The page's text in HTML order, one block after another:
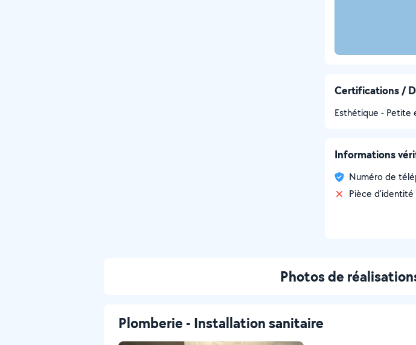
Certifications /
Esthétique - Petite
Informations
Numéro de
Pièce d'identité
Photos de
Plomberie - Installation sanitaire